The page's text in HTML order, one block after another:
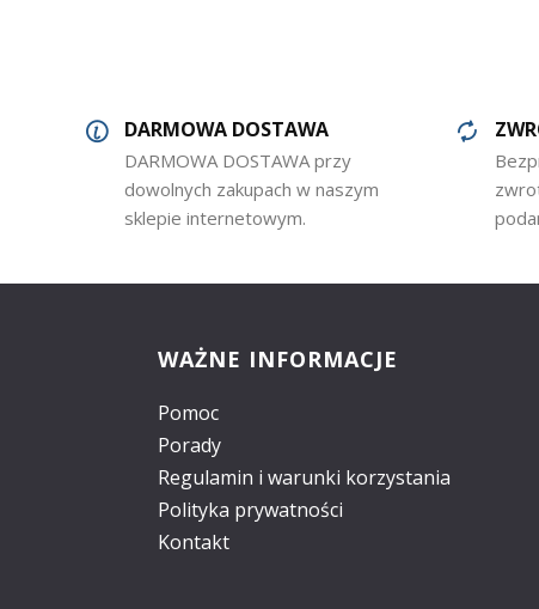
DARMOWA DOSTAWA
DARMOWA DOSTAWA przy
dowolnych zakupach w naszym
sklepie internetowym.
WAŻNE INFORMACJE
Pomoc
Porady
Regulamin i warunki korzystania
Polityka prywatności
Kontakt